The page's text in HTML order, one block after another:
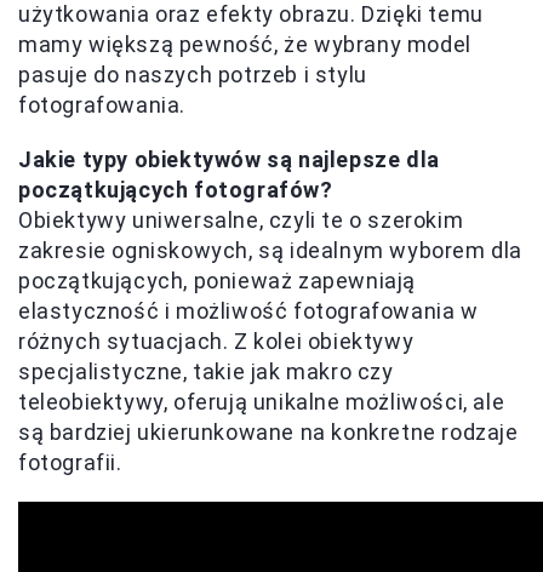
użytkowania oraz efekty obrazu. Dzięki temu
mamy większą pewność, że wybrany model
pasuje do naszych potrzeb i stylu
fotografowania.
Jakie typy obiektywów są najlepsze dla
początkujących fotografów?
Obiektywy uniwersalne, czyli te o szerokim
zakresie ogniskowych, są idealnym wyborem dla
początkujących, ponieważ zapewniają
elastyczność i możliwość fotografowania w
różnych sytuacjach. Z kolei obiektywy
specjalistyczne, takie jak makro czy
teleobiektywy, oferują unikalne możliwości, ale
są bardziej ukierunkowane na konkretne rodzaje
fotografii.